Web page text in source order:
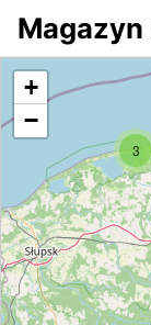
Przejdź do
3
+
−